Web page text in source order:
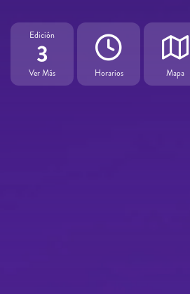
Edición
3
Ver Más Horarios Mapa